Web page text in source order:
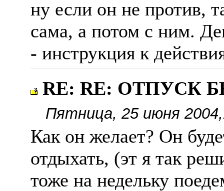
ну если он не против,
сама, а потом с ним.
- инструкция к
RE: RE: ОТПУСК
Пятница, 25 июня
Как он желает? Он
отдыхать, (эт я так
тоже на недельку